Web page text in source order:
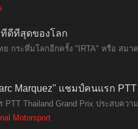
ที่ดีที่สุดของโลก
ย กระหึ่มโลกอีกครั้ง "IRTA" หรือ สม
Marquez" แชมป์คนแรก PTT
PTT Thailand Grand Prix ประสบค
Motorsport